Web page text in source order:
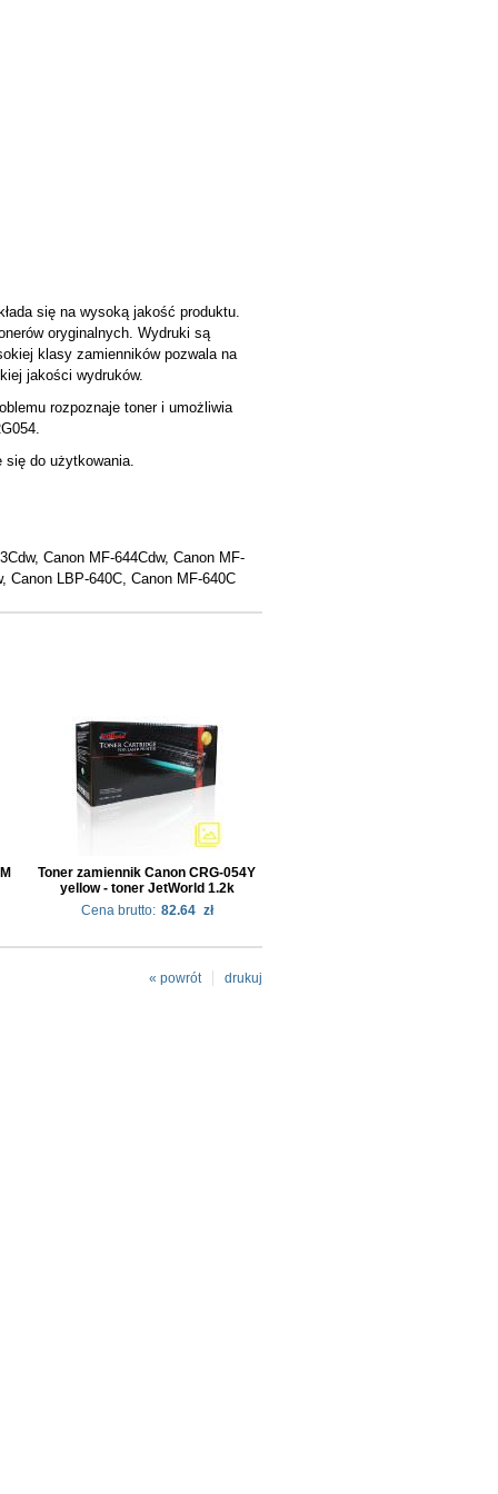
się na wysoką jakość produktu.
oryginalnych. Wydruki są
klasy zamienników pozwala na
jakości wydruków.
rozpoznaje toner i umożliwia
się do użytkowania.
Canon MF-644Cdw, Canon MF-
Canon LBP-640C, Canon MF-640C
Toner zamiennik Canon CRG-054Y
yellow - toner JetWorld 1.2k
Cena brutto: 82.64 zł
drukuj
« powrót